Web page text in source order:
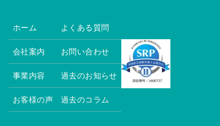
ホーム
会社案内
事業内容
お客様の声
よくある質問
お問い合わせ
過去のお知らせ
過去のコラム